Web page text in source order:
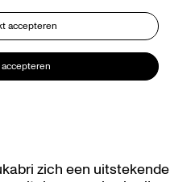
accepteren
zich een uitstekende